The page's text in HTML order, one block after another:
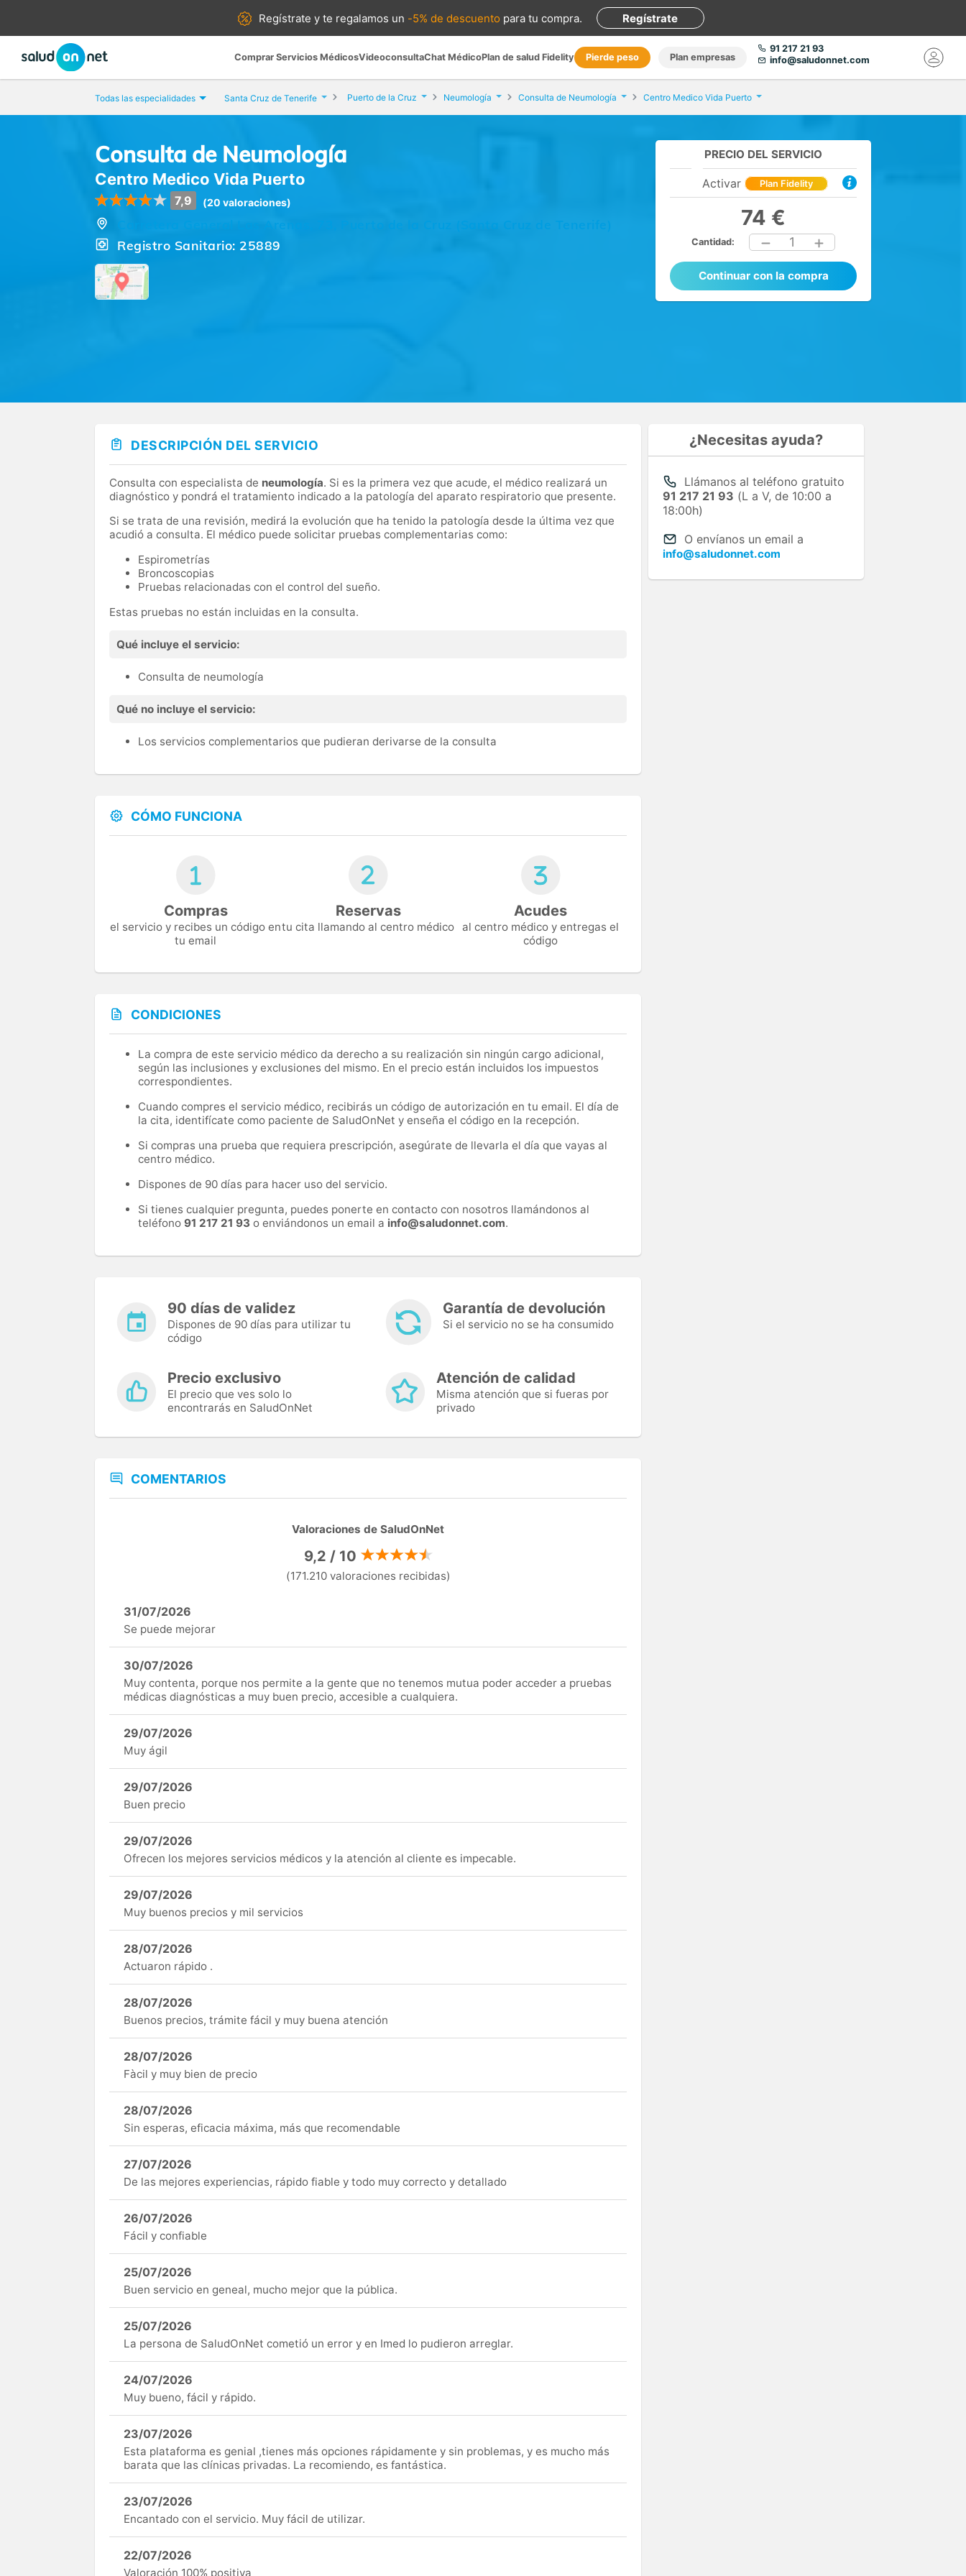
Regístrate yte regalamos un -5% de descuento para tu compra. Regístrate
Comprar Servicios MédicosVideoconsultaChat MédicoPlan de salud Fidelity Pierde peso Plan empresas
91 217 21 93
info@saludonnet.com
Todas las especialidades Santa Cruz de Tenerife Puerto de la Cruz Neumología Consulta de Neumología Centro Medico Vida Puerto
Consulta de Neumología
Centro Medico Vida Puerto
7,9 (20 valoraciones)
Registro Sanitario: 25889
PRECIO DEL SERVICIO
Activar Plan Fidelity
74 €
Cantidad: 1
Continuar con la compra
DESCRIPCIÓN DEL SERVICIO
Consulta con especialista de neumología. Si es la primera vez que acude, el médico realizará un
diagnóstico y pondrá el tratamiento indicado a la patología del aparato respiratorio que presente.
Si se trata de una revisión, medirá la evolución que ha tenido la patología desde la última vez que
acudió a consulta. El médico puede solicitar pruebas complementarias como:
Espirometrías
Broncoscopias
Pruebas relacionadas con el control del sueño.
Estas pruebas no están incluidas en la consulta.
Qué incluye el servicio:
Consulta de neumología
Qué no incluye el servicio:
Los servicios complementarios que pudieran derivarse de la consulta
CÓMO FUNCIONA
Compras
el servicio y recibes un código en
tu email
Reservas
tu cita llamando al centro médico
Acudes
al centro médico y entregas el
código
CONDICIONES
La compra de este servicio médico da derecho a su realización sin ningún cargo adicional,
según las inclusiones y exclusiones del mismo. En el precio están incluidos los impuestos
correspondientes.
Cuando compres el servicio médico, recibirás un código de autorización en tu email. El día de
la cita, identifícate como paciente de SaludOnNet y enseña el código en la recepción.
Si compras una prueba que requiera prescripción, asegúrate de llevarla el día que vayas al
centro médico.
Dispones de 90 días para hacer uso del servicio.
Si tienes cualquier pregunta, puedes ponerte en contacto con nosotros llamándonos al
teléfono 91 217 21 93 o enviándonos un email a info@saludonnet.com.
90 días de validez
Dispones de 90 días para utilizar tu
código
Garantía de devolución
Si el servicio no se ha consumido
Precio exclusivo
El precio que ves solo lo
encontrarás en SaludOnNet
Atención de calidad
Misma atención que si fueras por
privado
COMENTARIOS
Valoraciones de SaludOnNet
9,2 / 10
(171.210 valoraciones recibidas)
31/07/2026
Se puede mejorar
30/07/2026
Muy contenta, porque nos permite a la gente que no tenemos mutua poder acceder a pruebas
médicas diagnósticas a muy buen precio, accesible a cualquiera.
29/07/2026
Muy ágil
29/07/2026
Buen precio
29/07/2026
Ofrecen los mejores servicios médicos y la atención al cliente es impecable.
29/07/2026
Muy buenos precios y mil servicios
28/07/2026
Actuaron rápido .
28/07/2026
Buenos precios, trámite fácil y muy buena atención
28/07/2026
Fàcil y muy bien de precio
28/07/2026
Sin esperas, eficacia máxima, más que recomendable
27/07/2026
De las mejores experiencias, rápido fiable y todo muy correcto y detallado
26/07/2026
Fácil y confiable
25/07/2026
Buen servicio en geneal, mucho mejor que la pública.
25/07/2026
La persona de SaludOnNet cometió un error y en Imed lo pudieron arreglar.
24/07/2026
Muy bueno, fácil y rápido.
23/07/2026
Esta plataforma es genial ,tienes más opciones rápidamente y sin problemas, y es mucho más
barata que las clínicas privadas. La recomiendo, es fantástica.
23/07/2026
Encantado con el servicio. Muy fácil de utilizar.
22/07/2026
Valoración 100% positiva
¿Necesitas ayuda?
Llámanos al teléfono gratuito
91 217 21 93 (L a V, de 10:00 a
18:00h)
O envíanos un email a
info@saludonnet.com